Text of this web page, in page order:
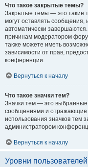
Что такое закрытые темы?
Закрытые темы — это такие
могут оставлять
автоматически
причинам модератором
также можете иметь
зависимости от прав,
конференции.
Вернуться к началу
Что такое значки тем?
Значки тем — это
сообщениями и отражающие
использования значков тем
администратором
Вернуться к началу
Уровни